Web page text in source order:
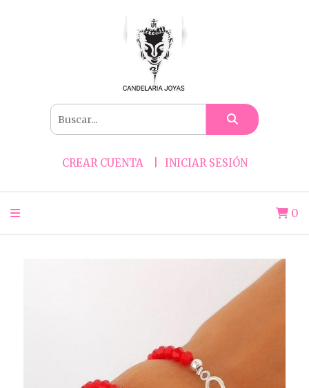
CREAR CUENTA INICIAR SESIÓN
0